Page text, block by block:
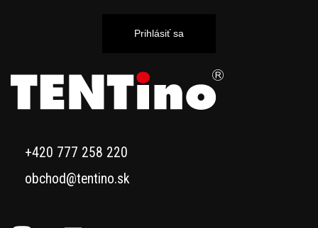
Prihlásiť sa
+420 777 258 220
obchod@tentino.sk